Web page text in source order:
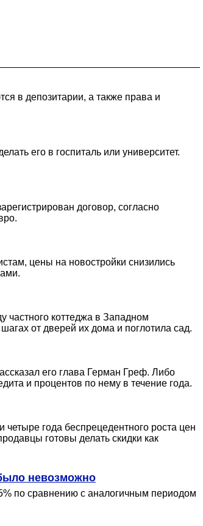
в депозитарии, а также права и
его в госпиталь или университет.
договор, согласно
цены на новостройки снизились
частного коттеджа в Западном
от дверей их дома и поглотила сад.
его глава Герман Греф. Либо
и процентов по нему в течение года.
года беспрецедентного роста цен
готовы делать скидки как
невозможно
по сравнению с аналогичным периодом